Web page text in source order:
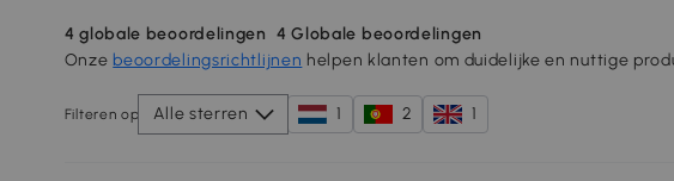
4 globale beoordelingen 4 Globale beoordelingen
Onze beoordelingsrichtlijnen helpen klanten om duidelijke en nuttige
Filteren op Alle sterren 1 2 1